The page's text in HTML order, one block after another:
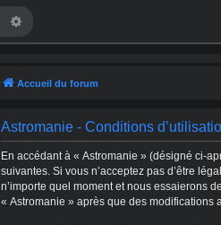
Rechercher
Accueil du forum
Astromanie - Conditions
En accédant à « Astromanie » (désigné ci-
suivantes. Si vous n’acceptez pas d’être
n’importe quel moment et nous essaierons
« Astromanie » après que des modifications